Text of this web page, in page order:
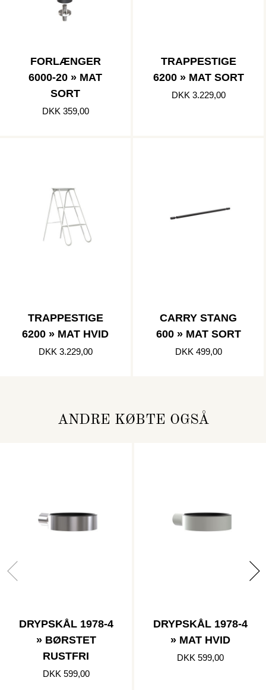
FORLÆNGER
6000-20 » MAT
SORT
DKK 359,00
TRAPPESTIGE
6200 » MAT SORT
DKK 3.229,00
TRAPPESTIGE
6200 » MAT HVID
DKK 3.229,00
CARRY STANG
600 » MAT SORT
DKK 499,00
ANDRE KØBTE OGSÅ
DRYPSKÅL 1978-4
» BØRSTET
RUSTFRI
DKK 599,00
DRYPSKÅL 1978-4
» MAT HVID
DKK 599,00